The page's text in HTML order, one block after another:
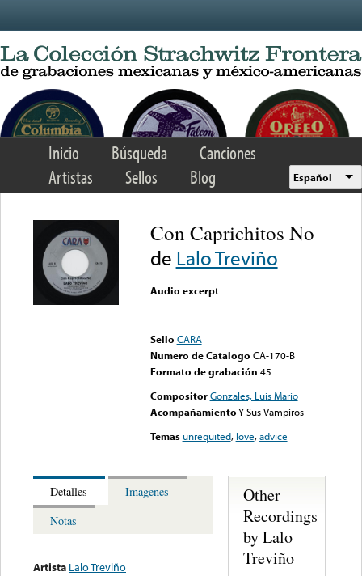
Inicio Búsqueda
Canciones
Artistas
Sellos Blog Español
Con Caprichitos No
de Lalo Treviño
Audio excerpt
Sello CARA
Numero de Catalogo CA-170-B
Formato de grabación 45
Compositor Gonzales, Luis Mario
AcompañamientoY Sus Vampiros
Temas unrequited, love,advice
Detalles
Imagenes
Notas
Artista Lalo Treviño
Other
Recordings
by Lalo
Treviño